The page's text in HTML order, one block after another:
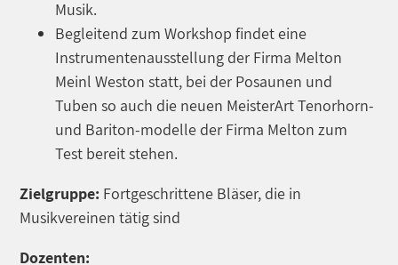
Musik.
Begleitend zum Workshop findet eine
Instrumentenausstellung der Firma Melton
Meinl Weston statt, bei der Posaunen und
Tuben so auch die neuen MeisterArt Tenorhorn-
und Bariton-modelle der Firma Melton zum
Test bereit stehen.
Zielgruppe: Fortgeschrittene Bläser, die in
Musikvereinen tätig sind
Dozenten: